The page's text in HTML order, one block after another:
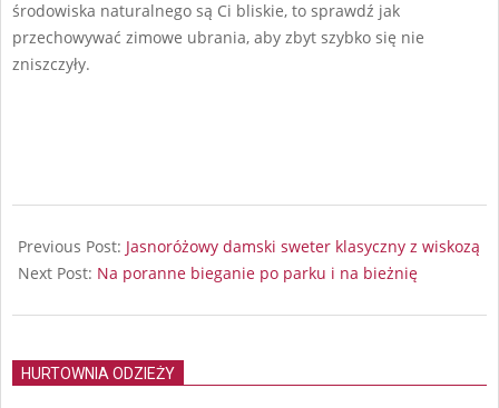
środowiska naturalnego są Ci bliskie, to sprawdź jak
przechowywać zimowe ubrania, aby zbyt szybko się nie
zniszczyły.
10-
31
Previous Post: Jasnoróżowy damski sweter klasyczny z wiskozą
Next Post: Na poranne bieganie po parku i na bieżnię
HURTOWNIA ODZIEŻY